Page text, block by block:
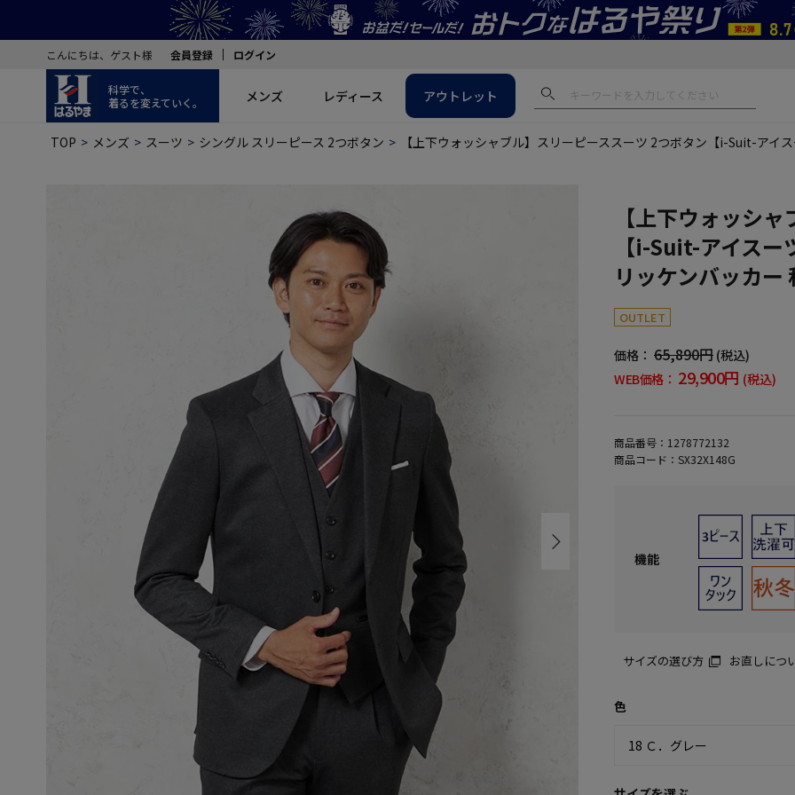
こんにちは、ゲスト様 会員登録 ログイン
科学で、
着るを変えていく。
メンズ レディース アウトレット
TOP メンズ スーツ シングル スリーピース 2つボタン 【上下ウォッシャブル】スリーピーススーツ 2つボタン【i-Suit-アイ
【上下ウォッシ
【i-Suit-アイス
リッケンバッカー
OUTLET
価格： 65,890円 (税込)
WEB価格： 29,900円 (税込)
商品番号： 1278772132
商品コード： SX32X148G
機能
サイズの選び方 お直しにつ
色